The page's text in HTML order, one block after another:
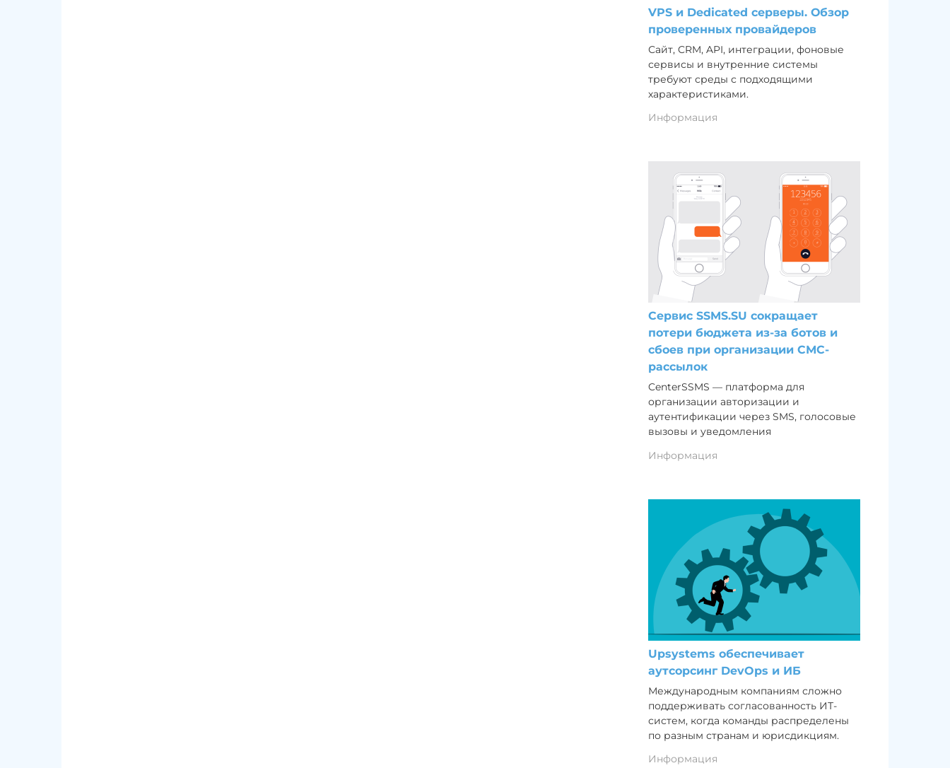
VPS и Dedicated серверы. Обзор
проверенных провайдеров
Сайт, CRM, API, интеграции, фоновые
сервисы и внутренние системы
требуют среды с подходящими
характеристиками.
Информация
Сервис SSMS.SU сокращает
потери бюджета из-за ботов и
сбоев при организации СМС-
рассылок
CenterSSMS — платформа для
организации авторизации и
аутентификации через SMS, голосовые
вызовы и уведомления
Информация
Upsystems обеспечивает
аутсорсинг DevOps и ИБ
Международным компаниям сложно
поддерживать согласованность ИТ-
систем, когда команды распределены
по разным странам и юрисдикциям.
Информация